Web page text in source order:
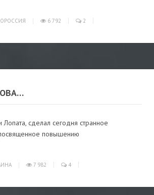
6 792 2
сделал сегодня странное
повышению
7 982 4